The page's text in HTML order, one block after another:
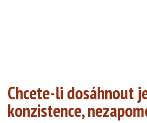
Chcete-li dosáhnout
konzistence,